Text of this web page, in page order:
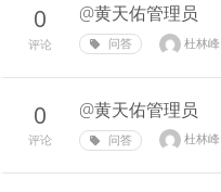
0
评论
@黄天佑管理员
问答 杜林峰
0
评论
@黄天佑管理员
问答 杜林峰